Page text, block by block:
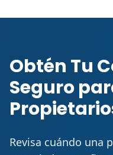
Obtén Tu
Seguro
Revisa cuándo una